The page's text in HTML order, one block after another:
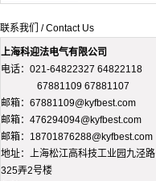
联系我们 / Contact Us
上海科迎法电气有限公司
电话：021-64822327 64822118
67881109 67881107
邮箱：67881109@kyfbest.com
邮箱：476294094@kyfbest.com
邮箱：18701876288@kyfbest.com
地址：上海松江高科技工业园九泾路
325弄2号楼